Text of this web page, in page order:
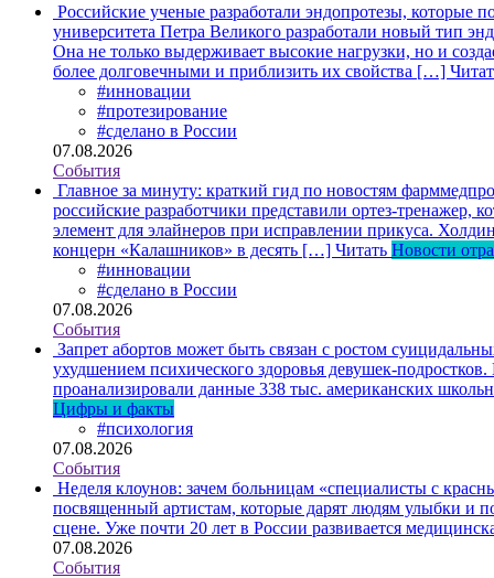
Российские ученые разработали эндопротезы, которые
университета Петра Великого разработали новый тип
Она не только выдерживает высокие нагрузки, но и
более долговечными и приблизить их свойства […]
#инновации
#протезирование
#сделано в России
07.08.2026
События
Главное за минуту: краткий гид по новостям
российские разработчики представили ортез-
элемент для элайнеров при исправлении прикуса.
концерн «Калашников» в десять […] Читать Новости
#инновации
#сделано в России
07.08.2026
События
Запрет абортов может быть связан с ростом
ухудшением психического здоровья девушек-
проанализировали данные 338 тыс. американских
Цифры и факты
#психология
07.08.2026
События
Неделя клоунов: зачем больницам «специалисты с
посвященный артистам, которые дарят людям улыбки и
сцене. Уже почти 20 лет в России развивается
07.08.2026
События